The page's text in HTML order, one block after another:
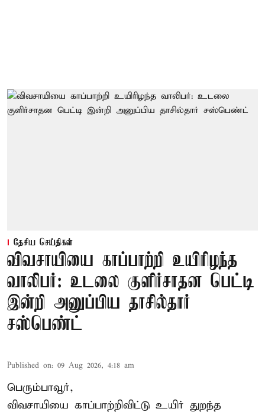
தேசிய செய்திகள்
விவசாயியை காப்பாற்றி உயிரிழந்த
வாலிபர்: உடலை குளிர்சாதன பெட்டி
இன்றி அனுப்பிய தாசில்தார்
சஸ்பெண்ட்
Published on: 09 Aug 2026, 4:18 am
பெரும்பாவூர்,
விவசாயியை காப்பாற்றிவிட்டு உயிர் துறந்த